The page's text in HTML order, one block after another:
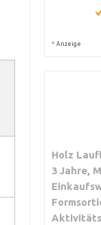
* Anzeige
Holz
3 Jahre,